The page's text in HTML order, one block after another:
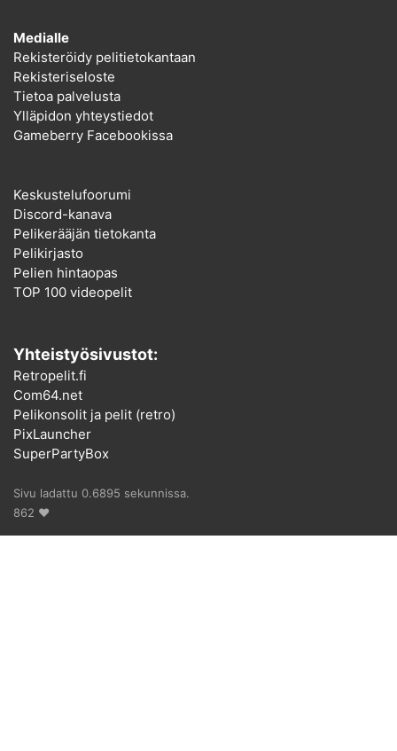
Medialle
Rekisteröidy pelitietokantaan
Rekisteriseloste
Tietoa palvelusta
Ylläpidon yhteystiedot
Gameberry Facebookissa
Keskustelufoorumi
Discord-kanava
Pelikerääjän tietokanta
Pelikirjasto
Pelien hintaopas
TOP 100 videopelit
Yhteistyösivustot:
Retropelit.fi
Com64.net
Pelikonsolit ja pelit (retro)
PixLauncher
SuperPartyBox
Sivu ladattu 0.6895 sekunnissa.
862 ♥